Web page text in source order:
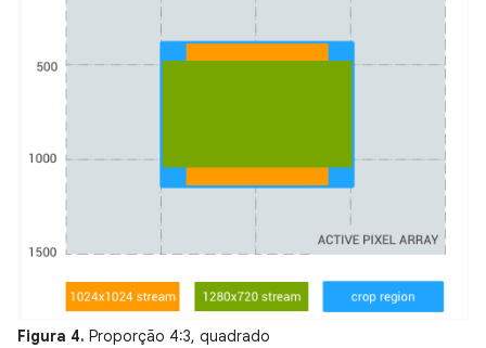
Figura 4. Proporção 4:3, quadrado